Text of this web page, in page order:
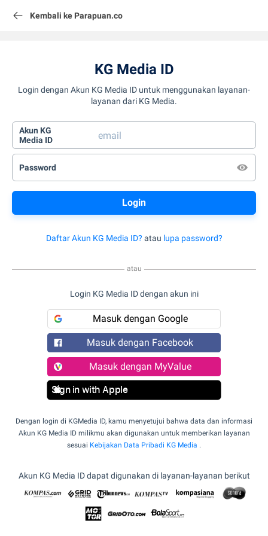
Kembali ke Parapuan.co
KG Media ID
Login dengan Akun KG Media ID untuk menggunakan layanan-
layanan dari KG Media.
Akun KG
Media ID
Password
Daftar Akun KG Media ID? atau lupa password?
atau
Login KG Media ID dengan akun ini
Masuk dengan Google
Masuk dengan Facebook
Masuk dengan MyValue
Sign in with Apple
Dengan login di KGMedia ID, kamu menyetujui bahwa data dan informasi
Akun KG Media ID milikmu akan digunakan untuk memberikan layanan
sesuai Kebijakan Data Pribadi KG Media .
Akun KG Media ID dapat digunakan di layanan-layanan berikut